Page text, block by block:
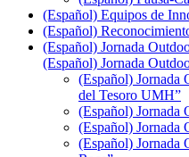
(Español) Equipos de
(Español)
(Español) Jornada
(Español) Jornada
(Español) Jornada
del Tesoro UMH”
(Español)
(Español) Jornada
(Español) Jornada